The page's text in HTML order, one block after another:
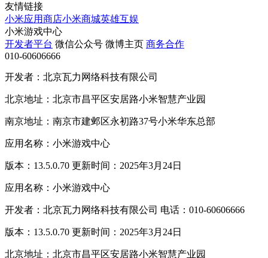
友情链接
小米应用商店小米商城英雄互娱
小米游戏中心
开发者平台 微信公众号 微博主页 商务合作
010-60606666
开发者：北京瓦力网络科技有限公司
北京地址：北京市昌平区安居路小米智慧产业园
南京地址：南京市建邺区永初路37号小米华东总部
应用名称：小米游戏中心
版本：13.5.0.70 更新时间：2025年3月24日
应用名称：小米游戏中心
开发者：北京瓦力网络科技有限公司 电话：010-60606666
版本：13.5.0.70 更新时间：2025年3月24日
北京地址：北京市昌平区安居路小米智慧产业园